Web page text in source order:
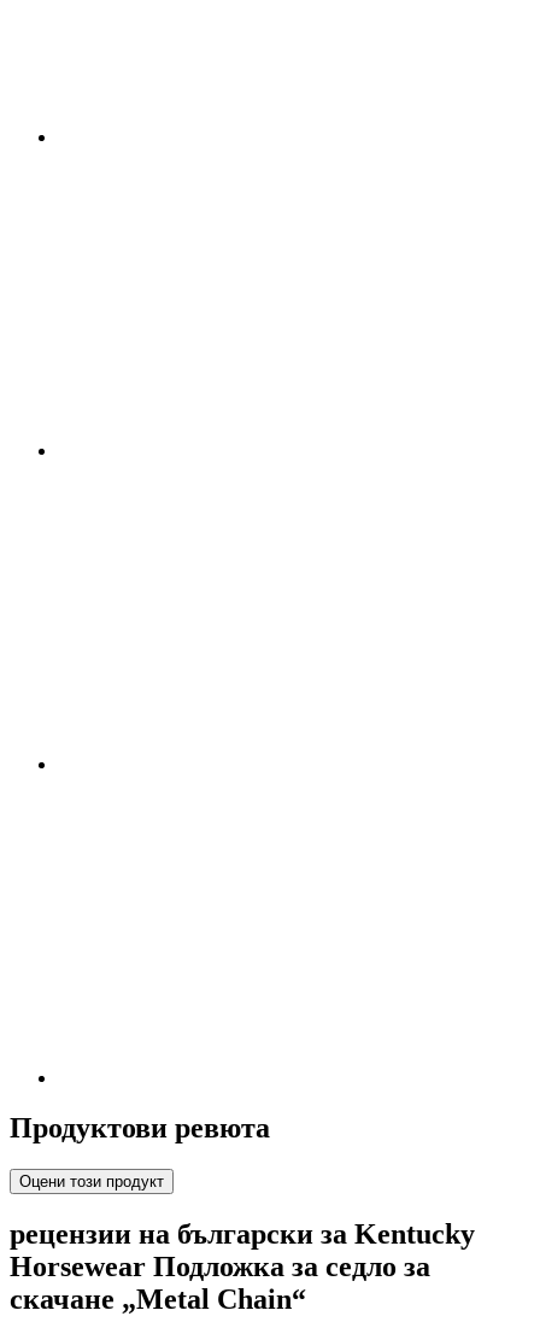
Продуктови ревюта
Оцени този продукт
рецензии на български за Kentucky
Horsewear Подложка за седло за
скачане „Metal Chain“